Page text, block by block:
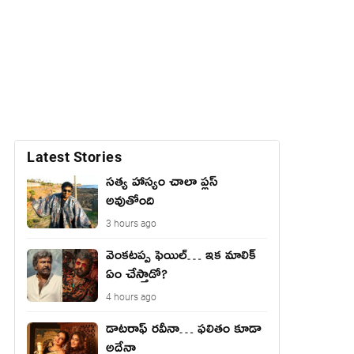
Latest Stories
సత్య హాస్యం చాలా ప్లస్
అవుతోంది
3 hours ago
వెంక‌ట‌ప్ప ఫెయిల్… ఇక మాలిక్
ఏం చేస్తాడో?
4 hours ago
డాటరాఫ్ రవీనా… ఫలితం కూడా